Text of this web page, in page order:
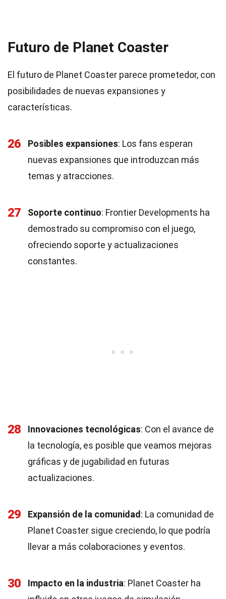
Futuro de Planet Coaster
El futuro de Planet Coaster parece prometedor, con
posibilidades de nuevas expansiones y
características.
26 Posibles expansiones: Los fans esperan
nuevas expansiones que introduzcan más
temas y atracciones.
27 Soporte continuo: Frontier Developments ha
demostrado su compromiso con el juego,
ofreciendo soporte y actualizaciones
constantes.
28 Innovaciones tecnológicas: Con el avance de
la tecnología, es posible que veamos mejoras
gráficas y de jugabilidad en futuras
actualizaciones.
29 Expansión de la comunidad : La comunidad de
Planet Coaster sigue creciendo, lo que podría
llevar a más colaboraciones y eventos.
30 Impacto en la industria: Planet Coaster ha